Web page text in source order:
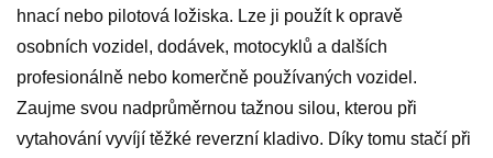
hnací nebo pilotová ložiska. Lze ji použít k opravě
osobních vozidel, dodávek, motocyklů a dalších
profesionálně nebo komerčně používaných vozidel.
Zaujme svou nadprůměrnou tažnou silou, kterou při
vytahování vyvíjí těžké reverzní kladivo. Díky tomu stačí při